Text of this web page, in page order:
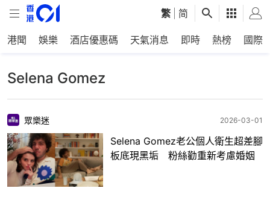
繁 简
港聞 娛樂 酒店優惠碼 天氣消息 即時 熱榜 國際
Selena Gomez
眾樂迷 2026-03-01
Selena Gomez老公個人衛生超差腳
板底現黑垢 粉絲勸重新考慮婚姻